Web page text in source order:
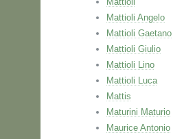
Mattioli Angelo
Mattioli Gaetano
Mattioli Giulio
Mattioli Lino
Mattioli Luca
Mattis
Maturini Maturio
Maurice Antonio